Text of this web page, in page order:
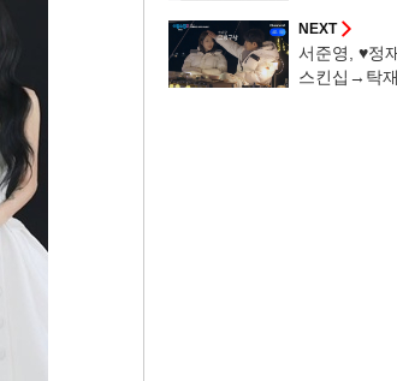
기까지 [스타
NEXT
서준영, ♥정
스킨십→탁